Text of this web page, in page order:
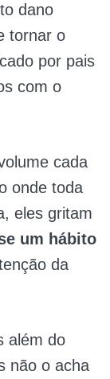
dano
tornar o
por pais
com o
cada
onde toda
eles gritam
um hábito
da
além do
não o acha